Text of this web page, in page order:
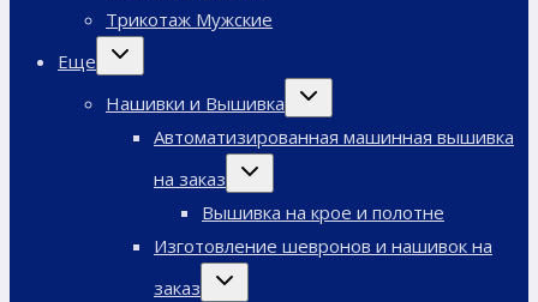
Трикотаж Мужские
Еще
Переключить
Нашивки и Вышивка
Переключить
Автоматизированная машинная вышивка
на заказ
Переключить
Вышивка на крое и полотне
Изготовление шевронов и нашивок на
заказ
Переключить